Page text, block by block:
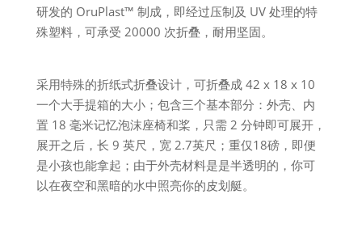
研发的 OruPlast™ 制成，即经过压制及 UV 处理的特
殊塑料，可承受 20000 次折叠，耐用坚固。
采用特殊的折纸式折叠设计，可折叠成 42 x 18 x 10
一个大手提箱的大小；包含三个基本部分：外壳、内
置 18 毫米记忆泡沫座椅和桨，只需 2 分钟即可展开，
展开之后，长 9 英尺，宽 2.7英尺；重仅18磅，即便
是小孩也能拿起；由于外壳材料是是半透明的，你可
以在夜空和黑暗的水中照亮你的皮划艇。